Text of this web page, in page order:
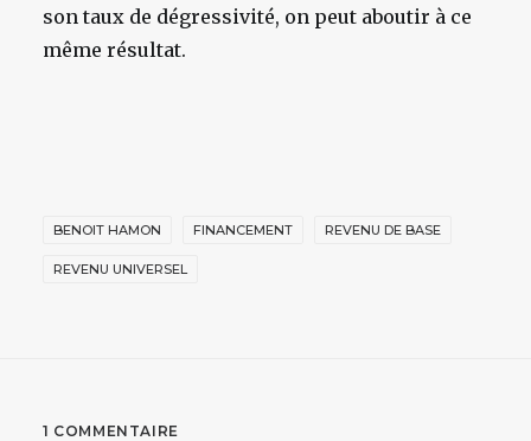
son taux de dégressivité, on peut aboutir à ce
même résultat.
BENOIT HAMON FINANCEMENT REVENU DE BASE
REVENU UNIVERSEL
1 COMMENTAIRE